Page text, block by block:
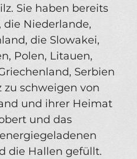
Sie haben bereits
die Niederlande,
die Slowakei,
Polen, Litauen,
Serbien
zu schweigen von
und ihrer Heimat
und das
die Hallen gefüllt.